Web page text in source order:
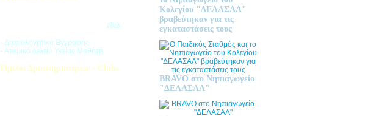
εδώ.
- Δικαιολογητικά Εγγραφής
- Ατομικό Δελτίο Υγείας Μαθητή
Όμιλοι Δραστηριοτήτων - Clubs
Κολεγίου "ΔΕΛΑΣΑΛ"
βραβεύτηκαν για τις
εγκαταστάσεις τους
BRAVO στο Νηπιαγωγείο
"ΔΕΛΑΣΑΛ"